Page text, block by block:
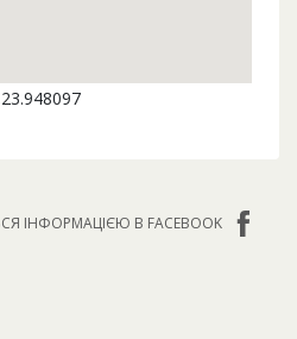
ІНФОРМАЦІЄЮ В FACEBOOK